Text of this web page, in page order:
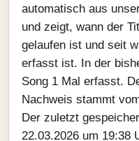
automatisch aus
und zeigt, wann der
gelaufen ist und seit
erfasst ist. In der
Song 1 Mal erfasst.
Nachweis stammt
Der zuletzt
22.03.2026 um 19:38